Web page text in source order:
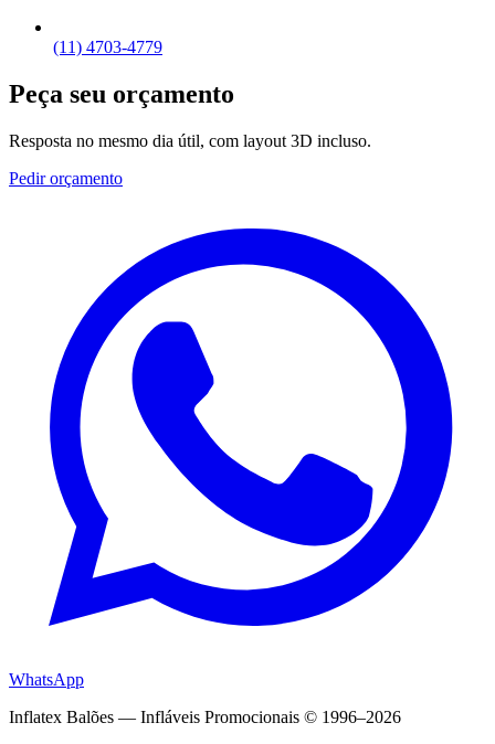
(11) 4703-4779
Peça seu orçamento
Resposta no mesmo dia útil, com layout 3D incluso.
Pedir orçamento
WhatsApp
Inflatex Balões — Infláveis Promocionais © 1996–2026